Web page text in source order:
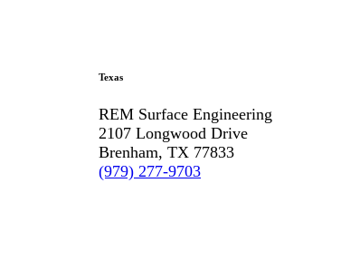
Texas
REM Surface Engineering
2107 Longwood Drive
Brenham, TX 77833
(979) 277-9703